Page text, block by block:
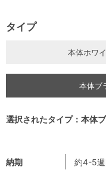
納期
約4-5週
タイプ
本体ホワ
本体ブ
選択されたタイプ：本体